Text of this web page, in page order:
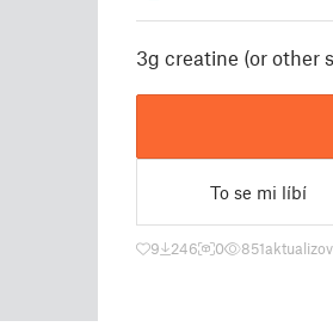
3g creatine (or other
To se mi líbí
9 246 0 851